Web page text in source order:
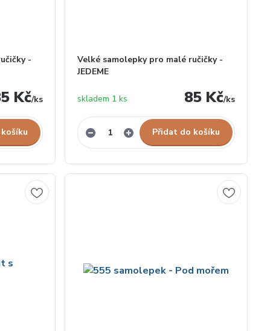
-
Kč/ks
Velké samolepky pro malé ručičky -
JEDEME
85 Kč/ks
skladem 1 ks
Přidat do košíku